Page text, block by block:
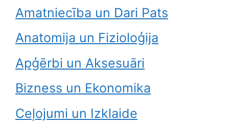
Amatniecība un Dari Pats
Anatomija un Fizioloģija
Apģērbi un Aksesuāri
Bizness un Ekonomika
Ceļojumi un Izklaide